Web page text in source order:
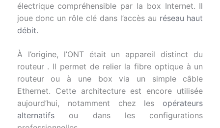
électrique compréhensible par la box Internet. Il
joue donc un rôle clé dans l’accès au réseau haut
débit.
À l’origine, l’ONT était un appareil distinct du
routeur . Il permet de relier la fibre optique à un
routeur ou à une box via un simple câble
Ethernet. Cette architecture est encore utilisée
aujourd’hui, notamment chez les opérateurs
alternatifsou dans les configurations